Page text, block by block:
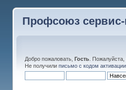
Профсоюз
Добро пожаловать, Гость. Пожалуйста,
Не получили письмо с кодом активации